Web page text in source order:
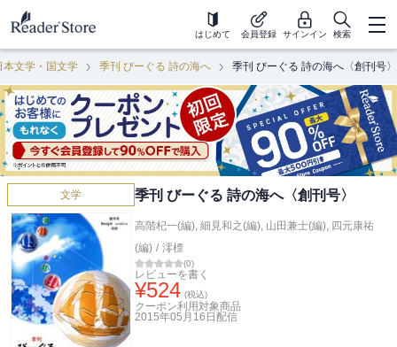
はじめて 会員登録 サインイン 検索
本文学・国文学 季刊 びーぐる 詩の海へ 季刊 びーぐる 詩の海へ〈創刊号〉
文学 季刊 びーぐる 詩の海へ〈創刊号〉
高階杞一(編), 細見和之(編), 山田兼士(編), 四元康祐
(編) / 澪標
(0)
レビューを書く
¥524 (税込)
クーポン利用対象商品
2015年05月16日 配信